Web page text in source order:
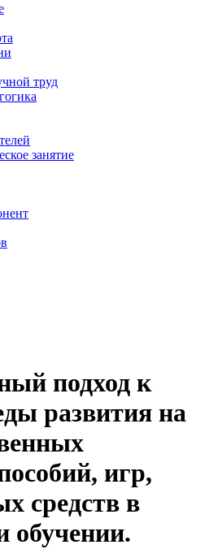
труд
занятие
подход к
развития на
игр,
средств в
обучении.